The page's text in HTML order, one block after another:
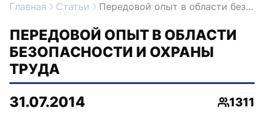
Главная Статьи Передовой опыт в области безопасности и охраны труда
ПЕРЕДОВОЙ ОПЫТ В ОБЛАСТИ
БЕЗОПАСНОСТИ И ОХРАНЫ
ТРУДА
31.07.2014
1311